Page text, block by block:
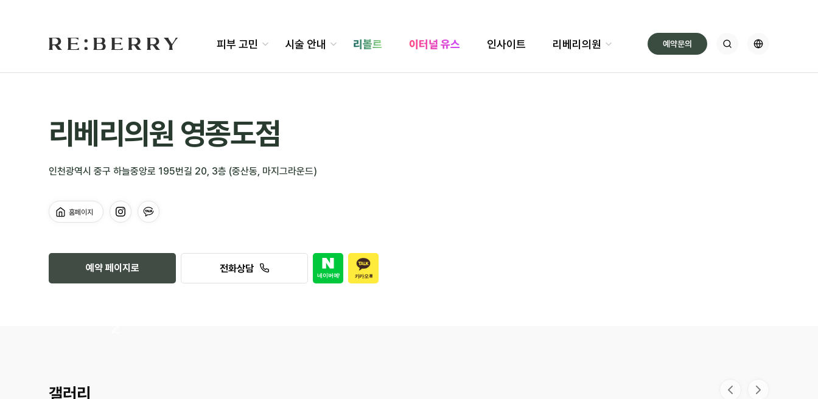
피부 고민 시술 안내 리볼르 이터널 유스 인사이트 리베리의원 예약문의
리베리의원 영종도점
인천광역시 중구 하늘중앙로 195번길 20, 3층 (중산동, 마지그라운드)
예약 페이지로 전화상담
갤러리